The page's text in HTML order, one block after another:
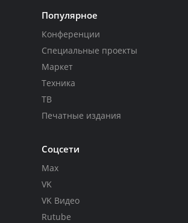
Популярное
Конференции
Специальные проекты
Маркет
Техника
ТВ
Печатные издания
Соцсети
Max
VK
VK Видео
Rutube